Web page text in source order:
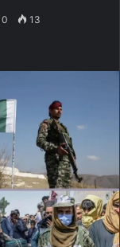
0 13